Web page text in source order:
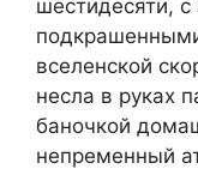
шестидесяти, с
вселенской
несла в руках
баночкой
непременный